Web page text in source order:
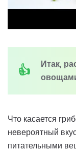
Итак,
Что касается
невероятный
питательными